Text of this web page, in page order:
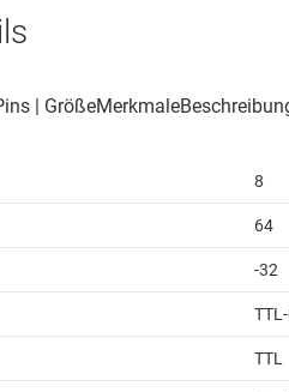
8
64
-32
TTL